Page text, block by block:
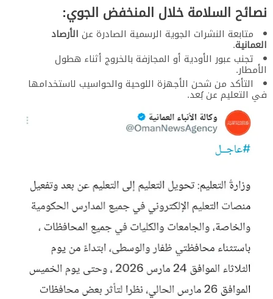
​نصائح السلامة خلال المنخفض الجوي:
​متابعة النشرات الجوية الرسمية الصادرة عن الأرصاد
العمانية.
​تجنب عبور الأودية أو المجازفة بالخروج أثناء هطول
الأمطار.
​التأكد من شحن الأجهزة اللوحية والحواسيب لاستخدامها
في التعليم عن بُعد.